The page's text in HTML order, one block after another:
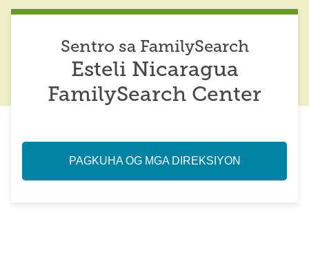
Sentro sa FamilySearch
Esteli Nicaragua
FamilySearch Center
PAGKUHA OG MGA DIREKSIYON